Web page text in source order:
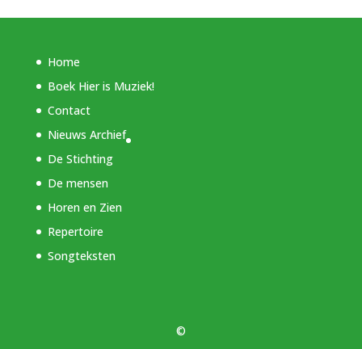
Home
Boek Hier is Muziek!
Contact
Nieuws Archief
De Stichting
De mensen
Horen en Zien
Repertoire
Songteksten
©